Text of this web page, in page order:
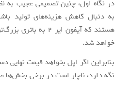
در نگاه اول، چنین تصمیمی عجیب به
به دنبال کاهش هزینه‌های تولید
هستند که آیفون ایر 2
خواهد شد.
بنابراین اگر اپل بخواهد قیمت نهایی
نگه دارد، ناچار است در برخی بخش‌ها